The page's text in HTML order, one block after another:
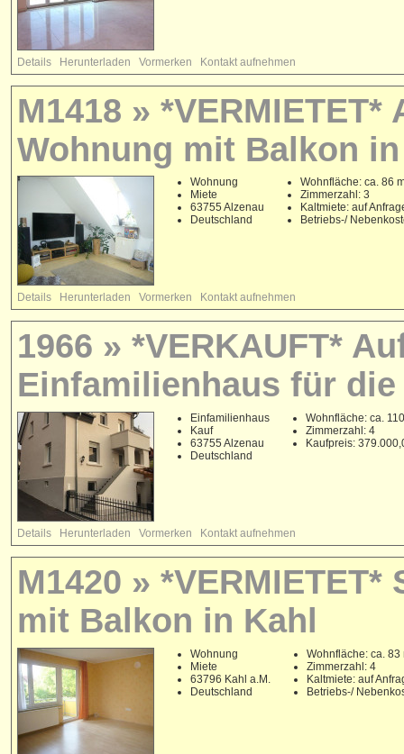
Details Herunterladen Vormerken Kontakt aufnehmen
M1418 »
Wohnung mit Balkon
Wohnung
Miete
63755 Alzenau
Deutschland
Wohnfläche: ca. 86
Zimmerzahl: 3
Kaltmiete: auf
Betriebs-/
Details Herunterladen Vormerken Kontakt aufnehmen
1966 » *VERKAUFT*
Einfamilienhaus für
Einfamilienhaus
Kauf
63755 Alzenau
Deutschland
Wohnfläche: ca.
Zimmerzahl: 4
Kaufpreis:
Details Herunterladen Vormerken Kontakt aufnehmen
M1420 »
mit Balkon in Kahl
Wohnung
Miete
63796 Kahl a.M.
Deutschland
Wohnfläche: ca. 83
Zimmerzahl: 4
Kaltmiete: auf
Betriebs-/